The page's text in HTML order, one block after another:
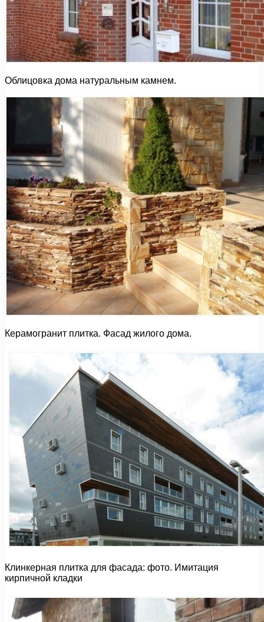
Облицовка дома натуральным камнем.
Керамогранит плитка. Фасад жилого дома.
Клинкерная плитка для фасада: фото. Имитация
кирпичной кладки